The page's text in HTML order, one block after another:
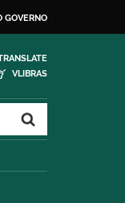
GOVERNO
VLIBRAS